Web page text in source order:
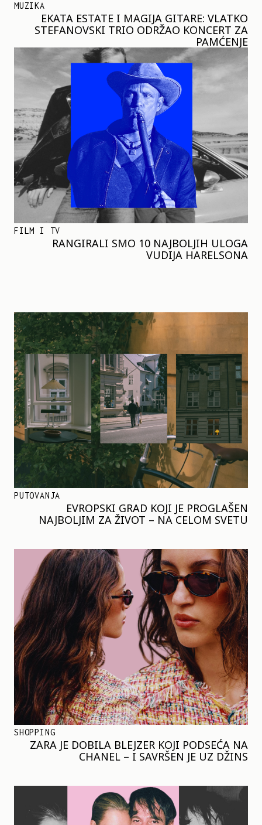
MUZIKA
EKATA ESTATE I MAGIJA GITARE: VLATKO
STEFANOVSKI TRIO ODRŽAO KONCERT ZA
PAMĆENJE
FILM I TV
RANGIRALI SMO 10 NAJBOLJIH ULOGA
VUDIJA HARELSONA
PUTOVANJA
EVROPSKI GRAD KOJI JE PROGLAŠEN
NAJBOLJIM ZA ŽIVOT – NA CELOM SVETU
SHOPPING
ZARA JE DOBILA BLEJZER KOJI PODSEĆA NA
CHANEL – I SAVRŠEN JE UZ DŽINS